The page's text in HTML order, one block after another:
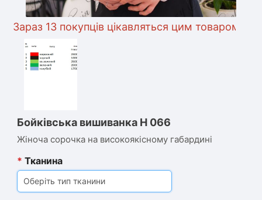
13 покупців цікавляться цим товаром
Бойківська вишиванка Н 066
Жіноча сорочка на високоякісному габардині
* Тканина
Оберіть тип тканини